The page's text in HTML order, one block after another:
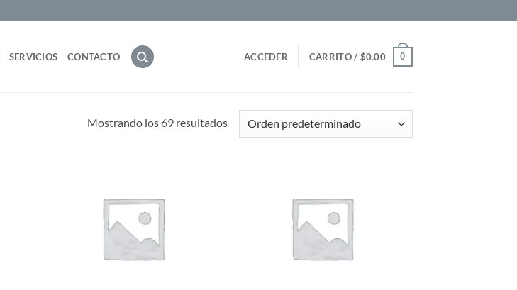
SERVICIOS CONTACTO ACCEDER CARRITO / $0.00 0
Mostrando los 69 resultados